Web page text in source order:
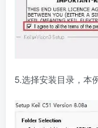
5.选择安装目录，本